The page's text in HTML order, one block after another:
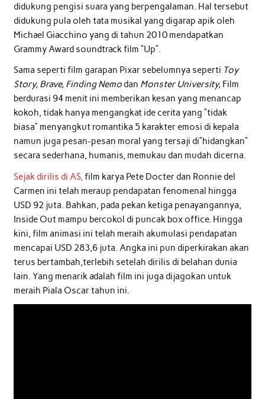
didukung pengisi suara yang berpengalaman. Hal tersebut
didukung pula oleh tata musikal yang digarap apik oleh
Michael Giacchino yang di tahun 2010 mendapatkan
Grammy Award soundtrack film “Up”.
Sama seperti film garapan Pixar sebelumnya seperti Toy
Story, Brave, Finding Nemodan Monster University, Film
berdurasi 94 menit ini memberikan kesan yang menancap
kokoh, tidak hanya mengangkat ide cerita yang “tidak
biasa” menyangkut romantika 5 karakter emosi di kepala
namun juga pesan-pesan moral yang tersaji di”hidangkan”
secara sederhana, humanis, memukau dan mudah dicerna.
Sejak dirilis di AS, film karya Pete Docter dan Ronnie del
Carmen ini telah meraup pendapatan fenomenal hingga
USD 92 juta. Bahkan, pada pekan ketiga penayangannya,
Inside Out mampu bercokol di puncak box office. Hingga
kini, film animasi ini telah meraih akumulasi pendapatan
mencapai USD 283,6 juta. Angka ini pun diperkirakan akan
terus bertambah,terlebih setelah dirilis di belahan dunia
lain. Yang menarik adalah film ini juga dijagokan untuk
meraih Piala Oscar tahun ini.